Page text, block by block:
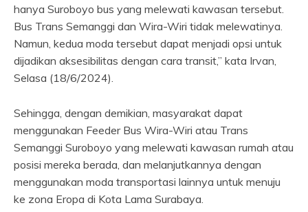
hanya Suroboyo bus yang melewati kawasan tersebut.
Bus Trans Semanggi dan Wira-Wiri tidak melewatinya.
Namun, kedua moda tersebut dapat menjadi opsi untuk
dijadikan aksesibilitas dengan cara transit,” kata Irvan,
Selasa (18/6/2024).
Sehingga, dengan demikian, masyarakat dapat
menggunakan Feeder Bus Wira-Wiri atau Trans
Semanggi Suroboyo yang melewati kawasan rumah atau
posisi mereka berada, dan melanjutkannya dengan
menggunakan moda transportasi lainnya untuk menuju
ke zona Eropa di Kota Lama Surabaya.